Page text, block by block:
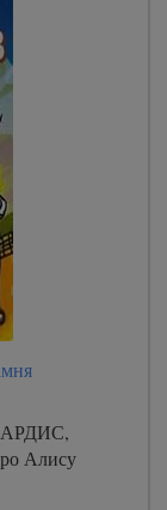
АРДИС,
Алису